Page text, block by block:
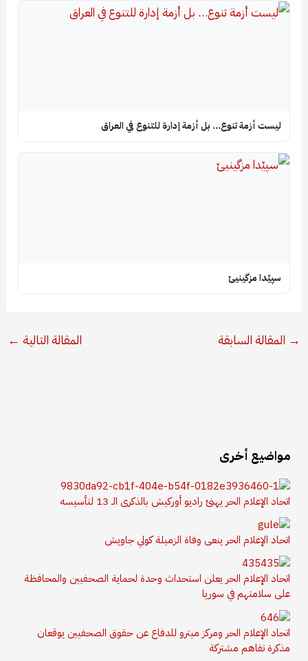
ليست أزمة تنوع… بل أزمة إدارة للتنوع في العراق
سپێدا مزگینیێ
→ المقالة السابقة المقالة التالية ←
مواضيع أخرى
اتحاد الإعلام الحر يهنئ راديو أوركيش بالذكرى الـ 13 لتأسيسه
اتحاد الإعلام الحر ينعى وفاة الزميلة كولي جاويش
اتحاد الإعلام الحر يعلن استحداث وحدة لحماية الصحفيين والمحافظة
على سلامتهم في سوريا
اتحاد الإعلام الحر ومركز ميترو للدفاع عن حقوق الصحفيين يوقعان
مذكرة تفاهم مشتركة